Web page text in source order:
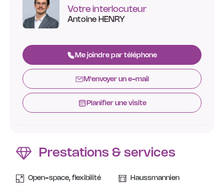
Votre interlocuteur
Antoine HENRY
Me joindre par téléphone
M'envoyer un e-mail
Planifier une visite
Prestations & services
Open-space, flexibilité Haussmannien